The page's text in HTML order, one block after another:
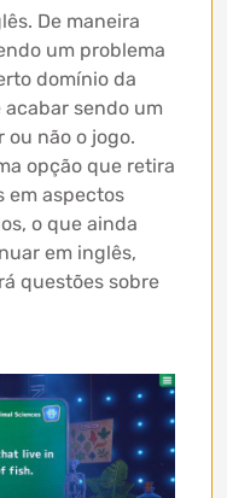
De maneira
um problema
domínio da
sendo um
não o jogo.
opção que retira
em aspectos
o que ainda
em inglês,
questões sobre